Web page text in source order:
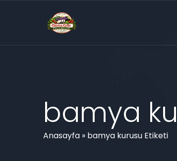
bamya
Anasayfa » bamya kurusu Etiketi